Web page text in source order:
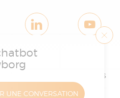
des
et de
des données
UNE CONVERSATION